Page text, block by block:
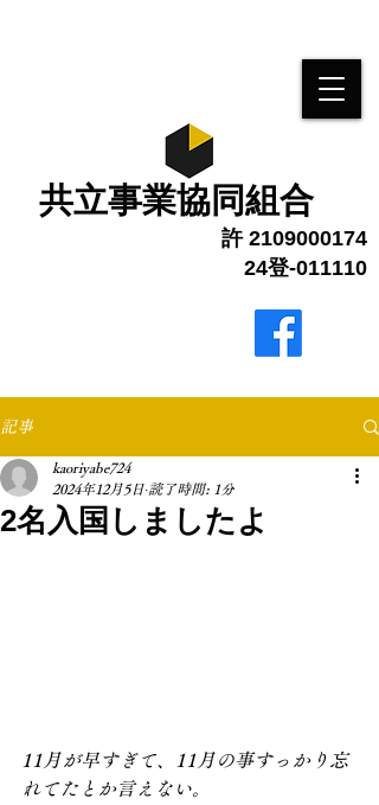
​共立事業協同組合
許 2109000174
24登-011110
記事
2名入国しましたよ
kaoriyabe724
2024年12月5日 読了時間: 1分
11月が早すぎて、11月の事すっかり忘
れてたとか言えない。